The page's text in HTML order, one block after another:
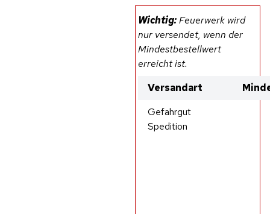
Wichtig:Feuerwerk wird
nur versendet, wenn der
Mindestbestellwert
erreicht ist.
Versandart
Gefahrgut
Spedition